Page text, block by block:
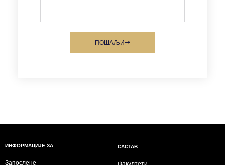
ПОШАЉИ
ИНФОРМАЦИЈЕ ЗА
Запослене
САСТАВ